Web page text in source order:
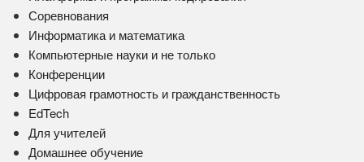
Соревнования
Информатика и математика
Компьютерные науки и не только
Конференции
Цифровая грамотность и гражданственность
EdTech
Для учителей
Домашнее обучение